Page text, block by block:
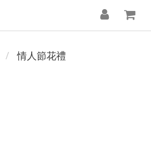
情人節花禮